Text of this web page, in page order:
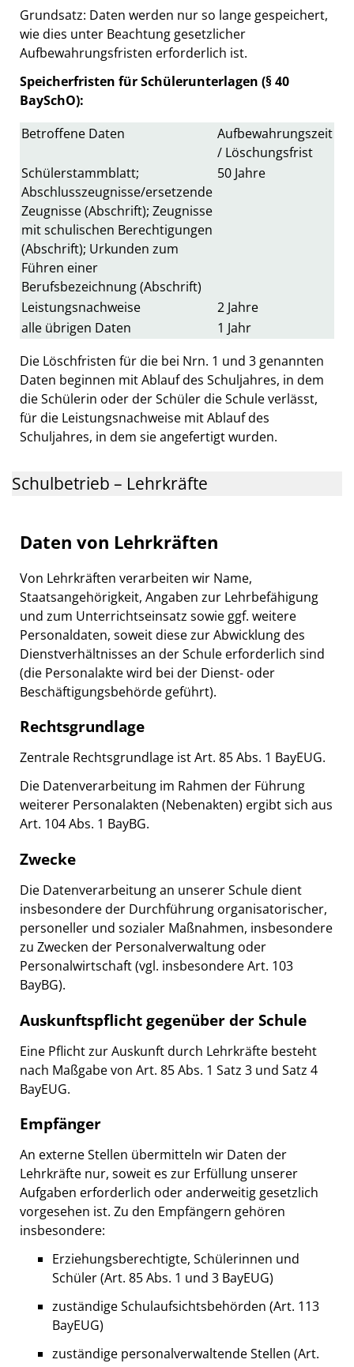
Grundsatz: Daten werden nur so lange gespeichert,
wie dies unter Beachtung gesetzlicher
Aufbewahrungsfristen erforderlich ist.
Speicherfristen für Schülerunterlagen (§ 40
BaySchO):
Betroffene Daten
Aufbewahrungszeit
/ Löschungsfrist
Schülerstammblatt;
Abschlusszeugnisse/ersetzende
Zeugnisse (Abschrift); Zeugnisse
mit schulischen Berechtigungen
(Abschrift); Urkunden zum
Führen einer
Berufsbezeichnung (Abschrift)
50 Jahre
Leistungsnachweise
2 Jahre
alle übrigen Daten
1 Jahr
Die Löschfristen für die bei Nrn. 1 und 3 genannten
Daten beginnen mit Ablauf des Schuljahres, in dem
die Schülerin oder der Schüler die Schule verlässt,
für die Leistungsnachweise mit Ablauf des
Schuljahres, in dem sie angefertigt wurden.
Schulbetrieb – Lehrkräfte
Daten von Lehrkräften
Von Lehrkräften verarbeiten wir Name,
Staatsangehörigkeit, Angaben zur Lehrbefähigung
und zum Unterrichtseinsatz sowie ggf. weitere
Personaldaten, soweit diese zur Abwicklung des
Dienstverhältnisses an der Schule erforderlich sind
(die Personalakte wird bei der Dienst- oder
Beschäftigungsbehörde geführt).
Rechtsgrundlage
Zentrale Rechtsgrundlage ist Art. 85 Abs. 1 BayEUG.
Die Datenverarbeitung im Rahmen der Führung
weiterer Personalakten (Nebenakten) ergibt sich aus
Art. 104 Abs. 1 BayBG.
Zwecke
Die Datenverarbeitung an unserer Schule dient
insbesondere der Durchführung organisatorischer,
personeller und sozialer Maßnahmen, insbesondere
zu Zwecken der Personalverwaltung oder
Personalwirtschaft (vgl. insbesondere Art. 103
BayBG).
Auskunftspflicht gegenüber der Schule
Eine Pflicht zur Auskunft durch Lehrkräfte besteht
nach Maßgabe von Art. 85 Abs. 1 Satz 3 und Satz 4
BayEUG.
Empfänger
An externe Stellen übermitteln wir Daten der
Lehrkräfte nur, soweit es zur Erfüllung unserer
Aufgaben erforderlich oder anderweitig gesetzlich
vorgesehen ist. Zu den Empfängern gehören
insbesondere:
Erziehungsberechtigte, Schülerinnen und
Schüler (Art. 85 Abs. 1 und 3 BayEUG)
zuständige Schulaufsichtsbehörden (Art. 113
BayEUG)
zuständige personalverwaltende Stellen (Art.